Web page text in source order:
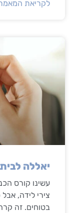
לקריאת
יאללה
עשינו קורס
צירי לידה,
בטוחים. זה קרה